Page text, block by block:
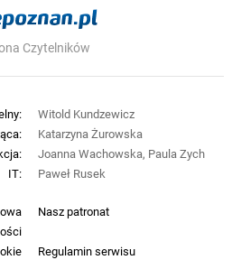
Czytelników
Nasz patronat
Regulamin serwisu
Witold Kundzewicz
Katarzyna Żurowska
Joanna Wachowska, Paula Zych
IT:
Paweł Rusek